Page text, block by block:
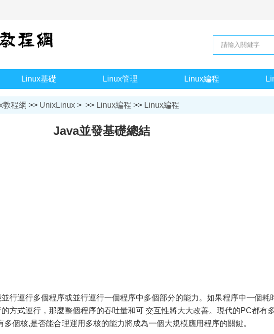
Linux基礎 Linux管理 Linux編程
教程網 >> UnixLinux > >> Linux編程 >> Linux編程
Java並發基礎總結
運行多個程序或並行運行一個程序中多個部分的能力。如果程序中一個耗
方式運行，那麼整個程序的吞吐量和可 交互性將大大改善。現代的PC都有
個核,是否能合理運用多核的能力將成為一個大規模應用程序的關鍵。